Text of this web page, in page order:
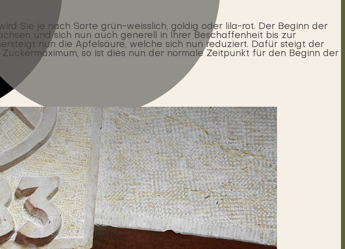
Sie je nach Sorte grün-weisslich, goldig oder lila-rot. Der Beginn der
und sich nun auch generell in Ihrer Beschaffenheit bis zur
nun die Apfelsäure, welche sich nun reduziert. Dafür steigt der
so ist dies nun der normale Zeitpunkt für den Beginn der